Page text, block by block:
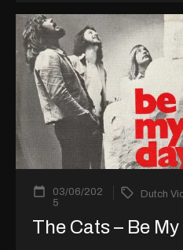
03/06/202
5
Dutch
The Cats – Be